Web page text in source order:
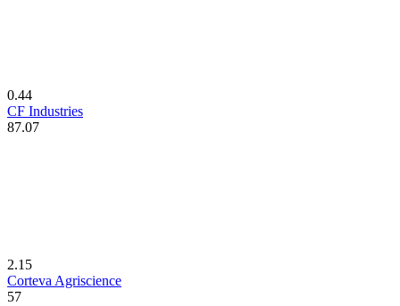
0.44
CF Industries
87.07
2.15
Corteva Agriscience
57